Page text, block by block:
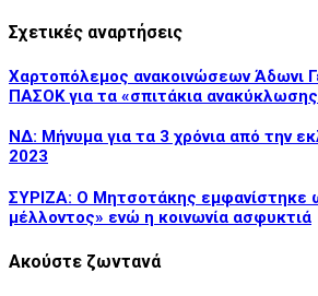
Σχετικές αναρτήσεις
Χαρτοπόλεμος ανακοινώσεων Άδωνι
ΠΑΣΟΚ για τα «σπιτάκια
ΝΔ: Μήνυμα για τα 3 χρόνια από την
2023
ΣΥΡΙΖΑ: Ο Μητσοτάκης εμφανίστηκε
μέλλοντος» ενώ η κοινωνία ασφυκτιά
Ακούστε ζωντανά